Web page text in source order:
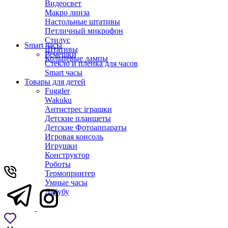
Видеосвет
Макро линза
Настольные штативы
Петличный микрофон
Стилус
Штативы
Кольцевые лампы
Smart часы
Ремешки
Стекло и пленка для часов
Smart часы
Товары для детей
Fuggler
Wakuku
Антистрес іграшки
Детские планшеты
Детские Фотоаппараты
Игровая консоль
Игрушки
Конструктор
Роботы
Термопринтер
Умные часы
Лабубу